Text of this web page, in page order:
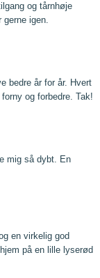
og tårnhøje
igen.
bedre år for år. Hvert
og forbedre. Tak!
mig så dybt. En
en virkelig god
på en lille lyserød